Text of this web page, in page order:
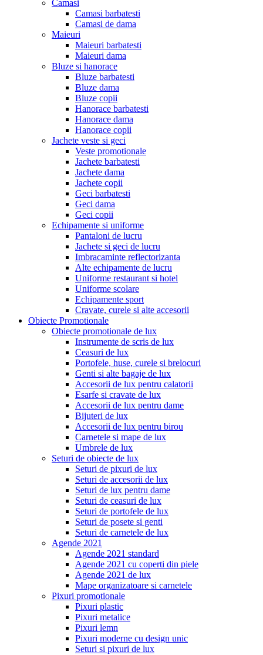
Camasi
Camasi barbatesti
Camasi de dama
Maieuri
Maieuri barbatesti
Maieuri dama
Bluze si hanorace
Bluze barbatesti
Bluze dama
Bluze copii
Hanorace barbatesti
Hanorace dama
Hanorace copii
Jachete veste si geci
Veste promotionale
Jachete barbatesti
Jachete dama
Jachete copii
Geci barbatesti
Geci dama
Geci copii
Echipamente si uniforme
Pantaloni de lucru
Jachete si geci de lucru
Imbracaminte reflectorizanta
Alte echipamente de lucru
Uniforme restaurant si hotel
Uniforme scolare
Echipamente sport
Cravate, curele si alte accesorii
Obiecte Promotionale
Obiecte promotionale de lux
Instrumente de scris de lux
Ceasuri de lux
Portofele, huse, curele si brelocuri
Genti si alte bagaje de lux
Accesorii de lux pentru calatorii
Esarfe si cravate de lux
Accesorii de lux pentru dame
Bijuteri de lux
Accesorii de lux pentru birou
Carnetele si mape de lux
Umbrele de lux
Seturi de obiecte de lux
Seturi de pixuri de lux
Seturi de accesorii de lux
Seturi de lux pentru dame
Seturi de ceasuri de lux
Seturi de portofele de lux
Seturi de posete si genti
Seturi de carnetele de lux
Agende 2021
Agende 2021 standard
Agende 2021 cu coperti din piele
Agende 2021 de lux
Mape organizatoare si carnetele
Pixuri promotionale
Pixuri plastic
Pixuri metalice
Pixuri lemn
Pixuri moderne cu design unic
Seturi si pixuri de lux